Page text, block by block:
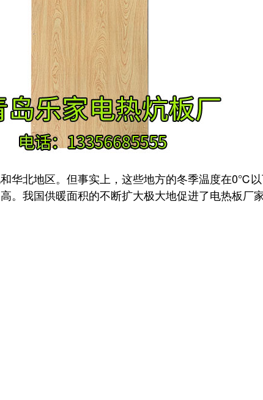
华北地区。但事实上，这些地方的冬季温度在0℃
我国供暖面积的不断扩大极大地促进了电热板厂